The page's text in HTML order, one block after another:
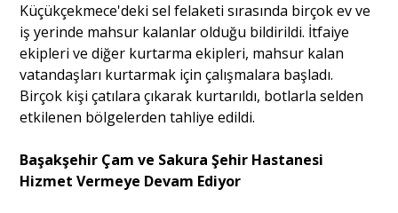
Küçükçekmece'deki sel felaketi sırasında birçok ev ve
iş yerinde mahsur kalanlar olduğu bildirildi. İtfaiye
ekipleri ve diğer kurtarma ekipleri, mahsur kalan
vatandaşları kurtarmak için çalışmalara başladı.
Birçok kişi çatılara çıkarak kurtarıldı, botlarla selden
etkilenen bölgelerden tahliye edildi.
Başakşehir Çam ve Sakura Şehir Hastanesi
Hizmet Vermeye Devam Ediyor